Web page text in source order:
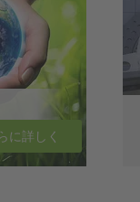
に詳しく